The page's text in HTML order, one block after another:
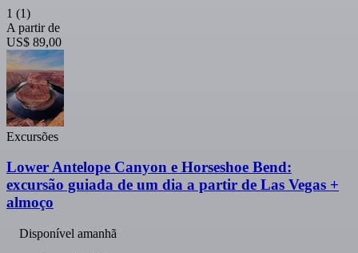
1 (1)
A partir de
US$ 89,00
Excursões
Lower Antelope Canyon e Horseshoe Bend:
excursão guiada de um dia a partir de Las Vegas +
almoço
Disponível amanhã